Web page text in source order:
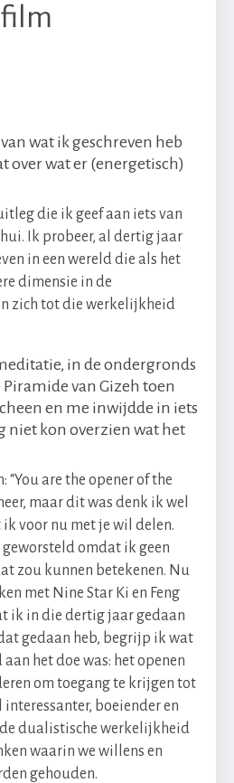
wat ik geschreven heb
over wat er (energetisch)
die ik geef aan iets van
Ik probeer, al dertig jaar
in een wereld die als het
dimensie in de
zich tot die werkelijkheid
in de ondergronds
Piramide van Gizeh toen
en me inwijdde in iets
niet kon overzien wat het
“You are the opener of the
maar dit was denk ik wel
voor nu met je wil delen.
geworsteld omdat ik geen
zou kunnen betekenen. Nu
met Nine Star Ki en Feng
ik in die dertig jaar gedaan
gedaan heb, begrijp ik wat
het doe was: het openen
om toegang te krijgen tot
interessanter, boeiender en
dualistische werkelijkheid
waarin we willens en
gehouden.